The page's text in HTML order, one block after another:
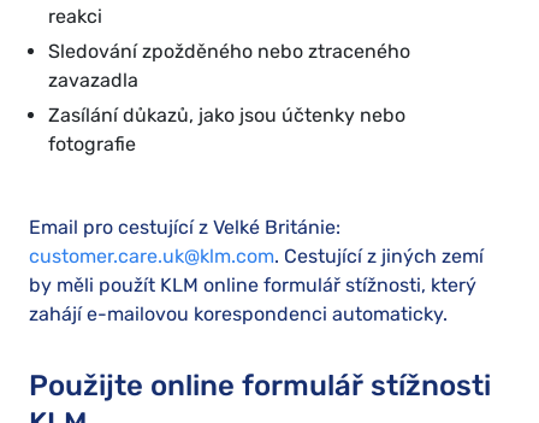
reakci
Sledování zpožděného nebo ztraceného
zavazadla
Zasílání důkazů, jako jsou účtenky nebo
fotografie
Email pro cestující z Velké Británie:
customer.care.uk@klm.com. Cestující z jiných zemí
by měli použít KLM online formulář stížnosti, který
zahájí e-mailovou korespondenci automaticky.
Použijte online formulář stížnosti